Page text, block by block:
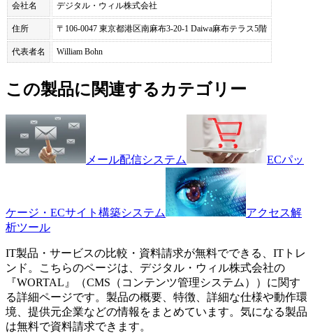
会社名 デジタル・ウィル株式会社
住所 〒106‑0047 東京都港区南麻布3‑20‑1 Daiwa麻布テラス5階
代表者名 William Bohn
この製品に関連するカテゴリー
メール配信システム ECパッ
ケージ・ECサイト構築システム
アクセス解
析ツール
IT製品・サービスの比較・資料請求が無料でできる、ITトレ
ンド。こちらのページは、 デジタル・ウィル株式会社の
『WORTAL 』（CMS（コンテンツ管理システム）
）に関す
る詳細ページです。製品の概要、特徴、詳細な仕様や動作環
境、提供元企業などの情報をまとめています。気になる製品
は無料で資料請求できます。